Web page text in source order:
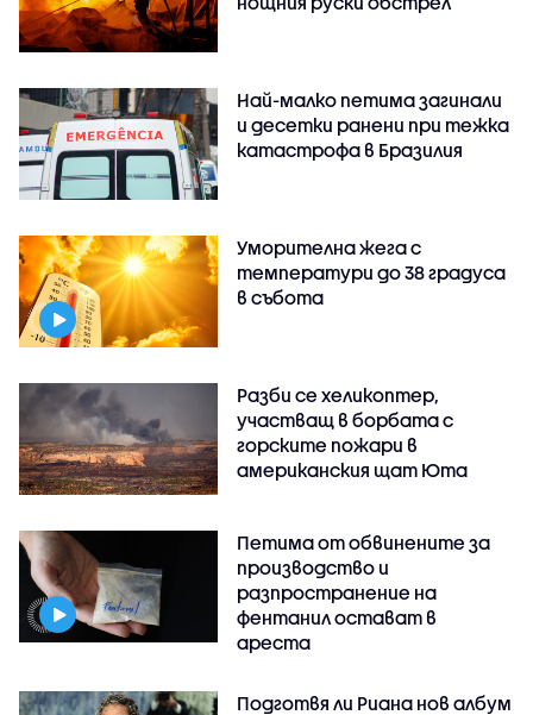
Най-малко петима загинали
и десетки ранени при тежка
катастрофа в Бразилия
Уморителна жега с
температури до 38 градуса
в събота
Разби се хеликоптер,
участващ в борбата с
горските пожари в
американския щат Юта
Петима от обвинените за
производство и
разпространение на
фентанил остават в
ареста
Подготвя ли Риана нов албум